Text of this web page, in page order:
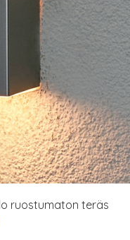
ruostumaton teräs